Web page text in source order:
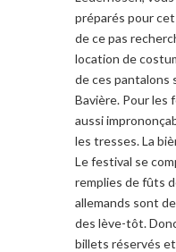
préparés pour
de ce pas
location de
de ces pantalons
Bavière. Pour les
aussi
les tresses. La
Le festival se
remplies de fûts
allemands sont
des lève-tôt.
billets réservés